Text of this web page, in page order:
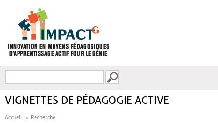
FORMULAIRE DE
VIGNETTES DE PÉDAGOGIE ACTIVE
Accueil Recherche